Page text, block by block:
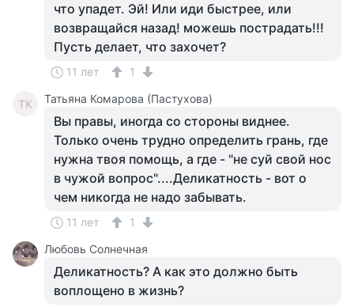
что упадет. Эй! Или иди быстрее, или
возвращайся назад! можешь пострадать!!!
Пусть делает, что захочет?
11 лет 1
ТК Татьяна Комарова (Пастухова)
Вы правы, иногда со стороны виднее.
Только очень трудно определить грань, где
нужна твоя помощь, а где - "не суй свой нос
в чужой вопрос"....Деликатность - вот о
чем никогда не надо забывать.
11 лет
1
Любовь Солнечная
Деликатность? А как это должно быть
воплощено в жизнь?